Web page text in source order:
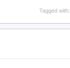
Tagged with: